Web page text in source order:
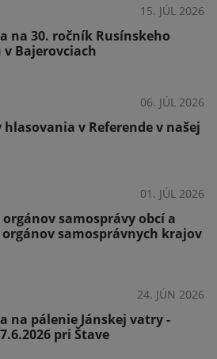
15. JÚL 2026
na 30. ročník Rusínskeho
Bajerovciach
06. JÚL 2026
hlasovania v Referende v našej
01. JÚL 2026
orgánov samosprávy obcí a
samosprávnych krajov
24. JÚN 2026
na pálenie Jánskej vatry -
pri Štave